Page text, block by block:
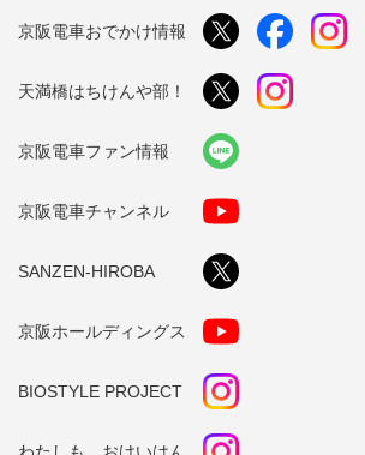
京阪電車おでかけ情報
天満橋はちけんや部！
京阪電車ファン情報
京阪電車チャンネル
SANZEN-HIROBA
京阪ホールディングス
BIOSTYLE PROJECT